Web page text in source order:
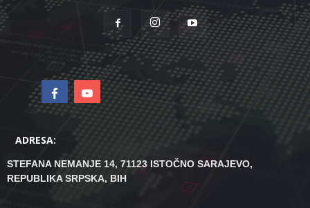
ADRESA:
STEFANA NEMANJE 14, 71123 ISTOČNO SARAJEVO,
REPUBLIKA SRPSKA, BIH